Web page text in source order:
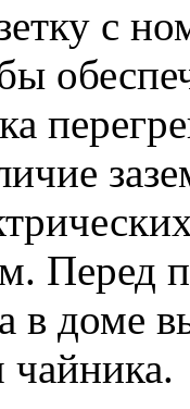
с
Перед
в доме
чайника.